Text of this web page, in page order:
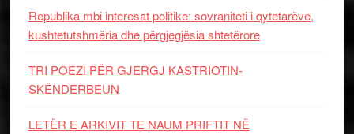
Republika mbi interesat politike: sovraniteti i qytetarëve,
kushtetutshmëria dhe përgjegjësia shtetërore
TRI POEZI PËR GJERGJ KASTRIOTIN-
SKËNDERBEUN
LETËR E ARKIVIT TE NAUM PRIFTIT NË